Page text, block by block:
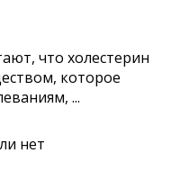
что холестерин
которое
...